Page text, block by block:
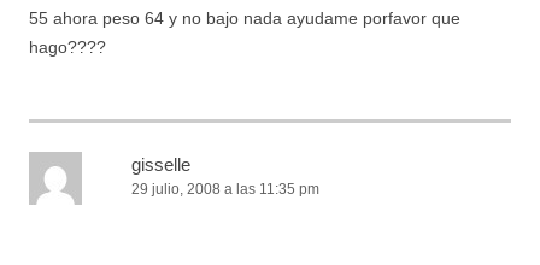
55 ahora peso 64 y no bajo nada ayudame porfavor que
hago????
gisselle
29 julio, 2008 a las 11:35 pm